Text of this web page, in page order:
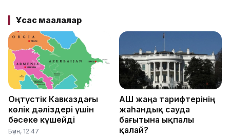
Ұқсас мақалалар
Оңтүстік Кавказдағы
көлік дәліздері үшін
бәсеке күшейді
Бүгін, 12:47
АҚШ жаңа тарифтерінің
жаһандық сауда
бағытына ықпалы
қалай?